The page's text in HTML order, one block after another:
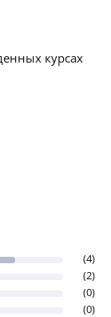
курсах
(4)
(2)
(0)
(0)